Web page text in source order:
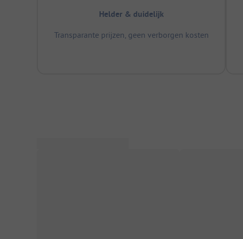
Helder & duidelijk
Transparante prijzen, geen verborgen kosten